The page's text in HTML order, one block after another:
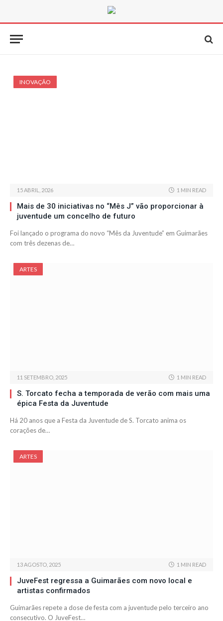
INOVAÇÃO
15 ABRIL, 2026 1 MIN READ
Mais de 30 iniciativas no “Mês J” vão proporcionar à
juventude um concelho de futuro
Foi lançado o programa do novo “Mês da Juventude” em Guimarães
com três dezenas de…
ARTES
11 SETEMBRO, 2025 1 MIN READ
S. Torcato fecha a temporada de verão com mais uma
épica Festa da Juventude
Há 20 anos que a Festa da Juventude de S. Torcato anima os
corações de…
ARTES
13 AGOSTO, 2025 1 MIN READ
JuveFest regressa a Guimarães com novo local e
artistas confirmados
Guimarães repete a dose de festa com a juventude pelo terceiro ano
consecutivo. O JuveFest…